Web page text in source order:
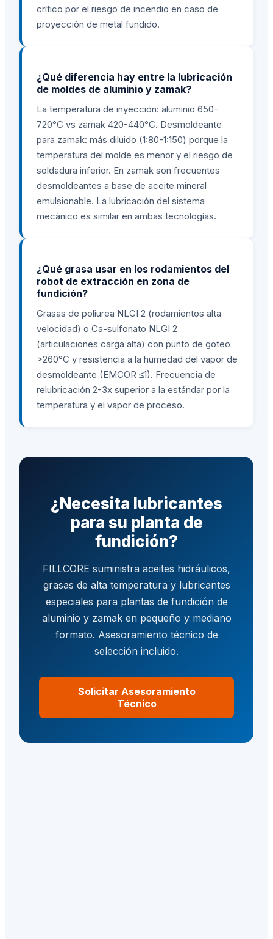
crítico por el riesgo de incendio en caso de
proyección de metal fundido.
¿Qué diferencia hay entre la lubricación
de moldes de aluminio y zamak?
La temperatura de inyección: aluminio 650-
720°C vs zamak 420-440°C. Desmoldeante
para zamak: más diluido (1:80-1:150) porque la
temperatura del molde es menor y el riesgo de
soldadura inferior. En zamak son frecuentes
desmoldeantes a base de aceite mineral
emulsionable. La lubricación del sistema
mecánico es similar en ambas tecnologías.
¿Qué grasa usar en los rodamientos del
robot de extracción en zona de
fundición?
Grasas de poliurea NLGI 2 (rodamientos alta
velocidad) o Ca-sulfonato NLGI 2
(articulaciones carga alta) con punto de goteo
>260°C y resistencia a la humedad del vapor de
desmoldeante (EMCOR ≤1). Frecuencia de
relubricación 2-3x superior a la estándar por la
temperatura y el vapor de proceso.
¿Necesita lubricantes
para su planta de
fundición?
FILLCORE suministra aceites hidráulicos,
grasas de alta temperatura y lubricantes
especiales para plantas de fundición de
aluminio y zamak en pequeño y mediano
formato. Asesoramiento técnico de
selección incluido.
Solicitar Asesoramiento
Técnico